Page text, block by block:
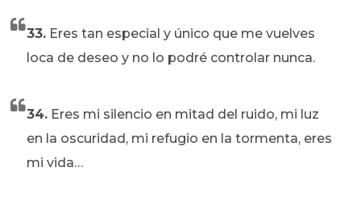
33. Eres tan especial y único que me vuelves
loca de deseo y no lo podré controlar nunca.
34. Eres mi silencio en mitad del ruido, mi luz
en la oscuridad, mi refugio en la tormenta, eres
mi vida…